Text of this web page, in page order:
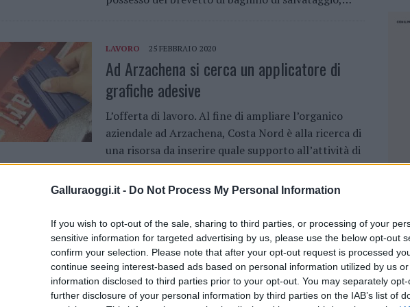
Galluraoggi.it - Do Not Process My Personal Information
If you wish to opt-out of the sale, sharing to third parties, or processing of your
sensitive information for targeted advertising by us, please use the below opt-out
confirm your selection. Please note that after your opt-out request is processed
continue seeing interest-based ads based on personal information utilized by us
information disclosed to third parties prior to your opt-out. You may separately
further disclosure of your personal information by third parties on the IAB’s list of
LAVORO 25 FEBBRAIO 2020
Ad Arzachena si cerca un applicatore di
grafiche adesive
L’offerta di lavoro. Al fine di ampliare l’organico
aziendale ad Arzachena, Costa Nord è alla ricerca di
una risorsa da inserire quale supporto all’attività di
applicazione di grafiche personalizzate. Nello…
A Monti si cercano 4 operai e un potatore
L’offerta di lavoro. CPI Olbia Qualifica – n. 4
operaio comune – n. 1 potatore Sede di lavoro
Monti presentazione domande dal 17/02/2020 al